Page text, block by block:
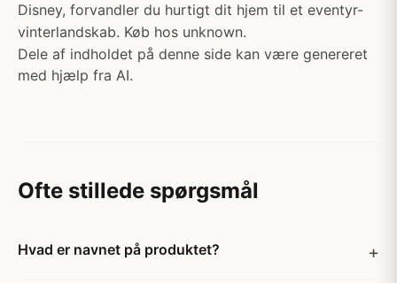
Disney, forvandler du hurtigt dit hjem til et eventyr-
vinterlandskab. Køb hos unknown.
Dele af indholdet på denne side kan være genereret
med hjælp fra AI.
Ofte stillede spørgsmål
Hvad er navnet på produktet?